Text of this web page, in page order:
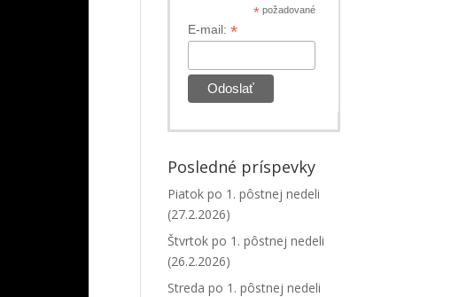
* požadované
E-mail:*
Posledné príspevky
Piatok po 1. pôstnej nedeli
(27.2.2026)
Štvrtok po 1. pôstnej nedeli
(26.2.2026)
Streda po 1. pôstnej nedeli